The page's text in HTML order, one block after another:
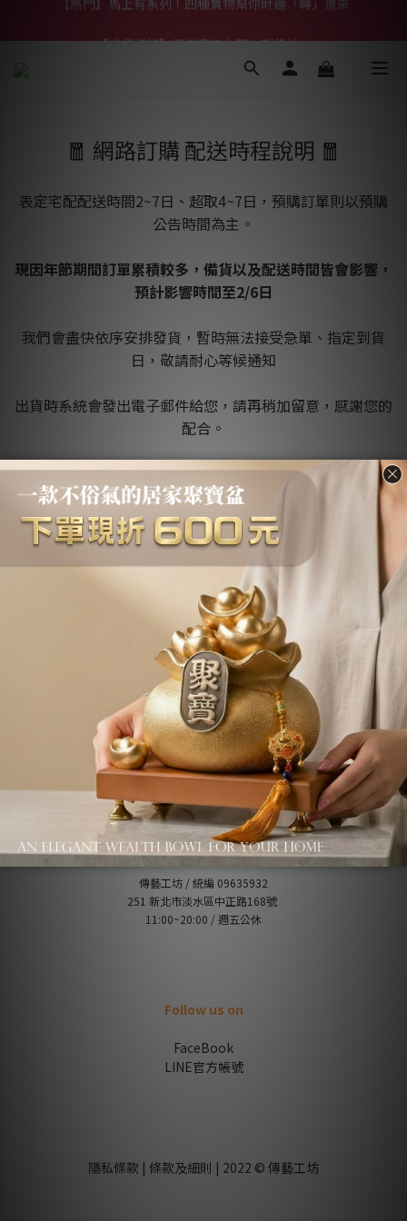
【熱門】馬上有系列！四種寶物幫你財運「轉」進來
🧧 網路訂購 配送時程說明 🧧
表定宅配配送時間2~7日、超取4~7日，預購訂單則以預購
公告時間為主。
現因年節期間訂單累積較多，備貨以及配送時間皆會影響，
預計影響時間至2/6日
我們會盡快依序安排發貨，暫時無法接受急單、指定到貨
日，敬請耐心等候通知
出貨時系統會發出電子郵件給您，請再稍加留意，感謝您的
配合。
傳藝工坊 祝您 新春愉快
About us
品牌故事
退換貨條款
關於收藏價
Q&A / 常見問題
不會下單嗎？下單教學請點我
Contant us
傳藝工坊 / 統編 09635932
251 新北市淡水區中正路168號
11:00~20:00 / 週五公休
Follow us on
FaceBook
LINE官方帳號
隱私條款 | 條款及細則 | 2022 © 傳藝工坊